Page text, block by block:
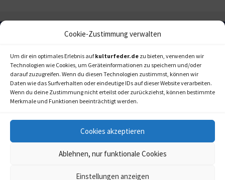
Cookie-Zustimmung verwalten
Um dir ein optimales Erlebnis aufkulturfeder.de zu bieten, verwenden wir
Technologien wie Cookies, um Geräteinformationen zu speichern und/oder
darauf zuzugreifen. Wenn du diesen Technologien zustimmst, können wir
Daten wie das Surfverhalten oder eindeutige IDs auf dieser Website verarbeiten.
Wenn du deine Zustimmung nicht erteilst oder zurückziehst, können bestimmte
Merkmale und Funktionen beeinträchtigt werden.
Cookies akzeptieren
Ablehnen, nur funktionale Cookies
Einstellungen anzeigen